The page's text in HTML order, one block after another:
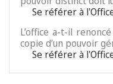
Se référer à
L’office a-t-il
copie d’un pouvoir
Se référer à